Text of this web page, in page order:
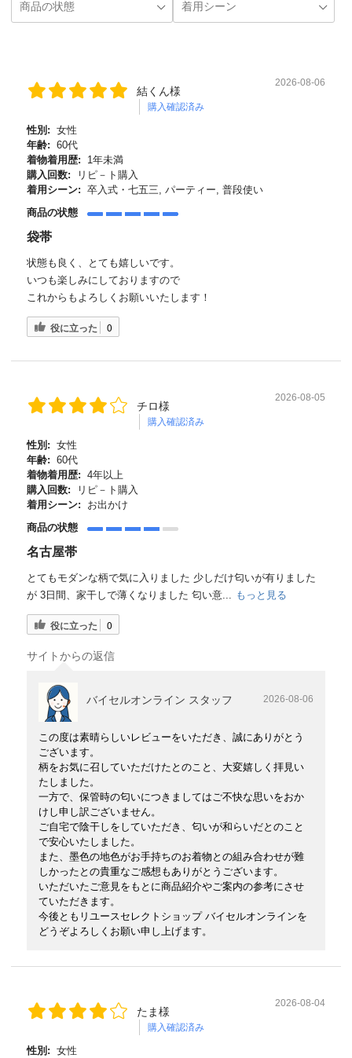
結くん様
購入確認済み
2026-08-06
性別: 女性
年齢: 60代
着物着用歴:
1年未満
購入回数:
リピ－ト購入
着用シーン: 卒入式・七五三, パーティー, 普段使い
商品の状態
袋帯
状態も良く、とても嬉しいです。
いつも楽しみにしておりますので
これからもよろしくお願いいたします！
役に立った 0
チロ様
購入確認済み
2026-08-05
性別: 女性
年齢: 60代
着物着用歴: 4年以上
購入回数:
リピ－ト購入
着用シーン:
お出かけ
商品の状態
名古屋帯
とてもモダンな柄で気に入りました 少しだけ匂いが有りました
が 3日間、家干しで薄くなりました 匂い意... もっと見る
役に立った 0
サイトからの返信
バイセルオンライン スタッフ 2026-08-06
この度は素晴らしいレビューをいただき、誠にありがとう
ございます。
柄をお気に召していただけたとのこと、大変嬉しく拝見い
たしました。
一方で、保管時の匂いにつきましてはご不快な思いをおか
けし申し訳ございません。
ご自宅で陰干しをしていただき、匂いが和らいだとのこと
で安心いたしました。
また、墨色の地色がお手持ちのお着物との組み合わせが難
しかったとの貴重なご感想もありがとうございます。
いただいたご意見をもとに商品紹介やご案内の参考にさせ
ていただきます。
今後ともリユースセレクトショップ バイセルオンラインを
どうぞよろしくお願い申し上げます。
たま様
購入確認済み
2026-08-04
性別: 女性